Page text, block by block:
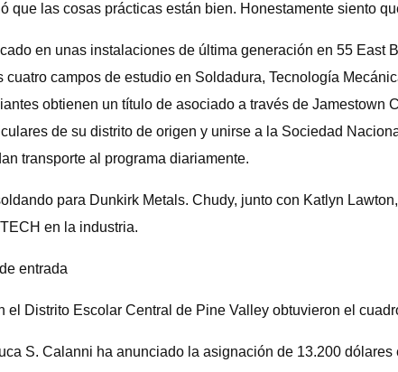
que las cosas prácticas están bien. Honestamente siento
en unas instalaciones de última generación en 55 East
campos de estudio en Soldadura, Tecnología
obtienen un título de asociado a través de
de su distrito de origen y unirse a la Sociedad
transporte al programa diariamente.
para Dunkirk Metals. Chudy, junto con Katlyn
en la industria.
entrada
el Distrito Escolar Central de Pine Valley obtuvieron el
S. Calanni ha anunciado la asignación de 13.200 dólares